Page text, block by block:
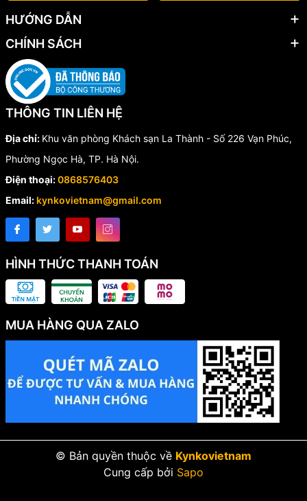
HƯỚNG DẪN
CHÍNH SÁCH
THÔNG TIN LIÊN HỆ
Địa chỉ: Khu văn phòng Khách sạn La Thành - Số 226 Vạn Phúc,
Phường Ngọc Hà, TP. Hà Nội.
Điện thoại:0868576403
Email: kynkovietnam@gmail.com
HÌNH THỨC THANH TOÁN
MUA HÀNG QUA ZALO
© Bản quyền thuộc về Kynkovietnam
Cung cấp bởi Sapo